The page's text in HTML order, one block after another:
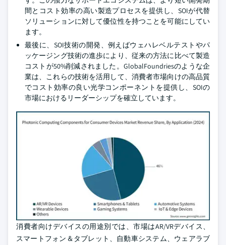
間とコスト効率の高い製造プロセスを提供し、SOIが代替
ソリューションに対して優位性を持つことを可能にしてい
ます。
最後に、SOI技術の開発、例えばウェハレベルテストやパ
ッケージング技術の進歩により、従来の方法に比べて製造
コストが50%削減されました。GlobalFoundriesのような企
業は、これらの技術を活用して、消費者市場向けの高品質
でコスト効率の良い光学コンポーネントを提供し、SOIの
市場におけるリーダーシップを確立しています。
消費者向けデバイスの用途別では、市場はAR/VRデバイス、
スマートフォン＆タブレット、自動車システム、ウェアラブ